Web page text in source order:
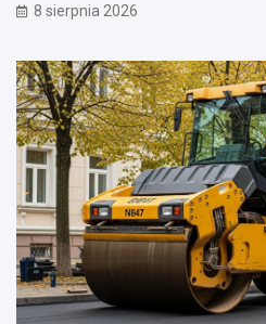
8 sierpnia 2026